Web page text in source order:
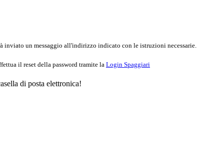
inviato un messaggio all'indirizzo indicato con le istruzioni necessarie.
il reset della password tramite la Login Spaggiari
di posta elettronica!